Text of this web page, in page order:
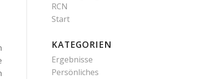
RCN
Start
KATEGORIEN
Ergebnisse
Persönliches